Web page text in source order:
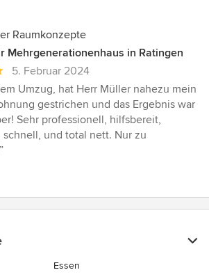
Raumkonzepte
Mehrgenerationenhaus in Ratingen
5. Februar 2024
Umzug, hat Herr Müller nahezu mein
gestrichen und das Ergebnis war
Sehr professionell, hilfsbereit,
und total nett. Nur zu
Essen